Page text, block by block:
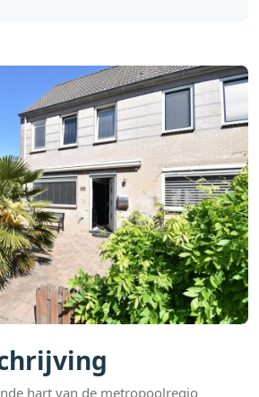
hart van de metropoolregio